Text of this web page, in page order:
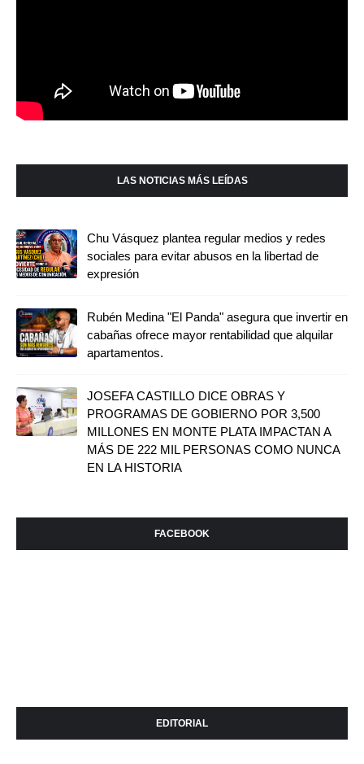
LAS NOTICIAS MÁS LEÍDAS
Chu Vásquez plantea regular medios y redes
sociales para evitar abusos en la libertad de
expresión
Rubén Medina "El Panda" asegura que invertir en
cabañas ofrece mayor rentabilidad que alquilar
apartamentos.
JOSEFA CASTILLO DICE OBRAS Y
PROGRAMAS DE GOBIERNO POR 3,500
MILLONES EN MONTE PLATA IMPACTAN A
MÁS DE 222 MIL PERSONAS COMO NUNCA
EN LA HISTORIA
FACEBOOK
EDITORIAL